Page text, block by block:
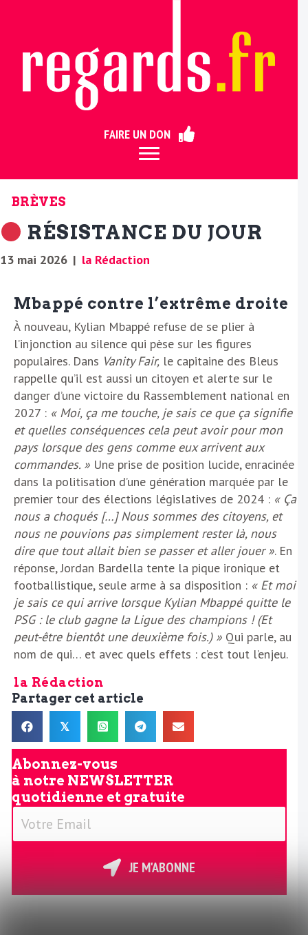
FAIRE UN DON
BRÈVES
RÉSISTANCE DU JOUR
13 mai 2026 | la Rédaction
Mbappé contre l’extrême droite
À nouveau, Kylian Mbappé refuse de se plier à
l’injonction au silence qui pèse sur les figures
populaires. Dans Vanity Fair, le capitaine des Bleus
rappelle qu’il est aussi un citoyen et alerte sur le
danger d’une victoire du Rassemblement national en
2027 : « Moi, ça me touche, je sais ce que ça signifie
et quelles conséquences cela peut avoir pour mon
pays lorsque des gens comme eux arrivent aux
commandes. » Une prise de position lucide, enracinée
dans la politisation d’une génération marquée par le
premier tour des élections législatives de 2024 : « Ça
nous a choqués […] Nous sommes des citoyens, et
nous ne pouvions pas simplement rester là, nous
dire que tout allait bien se passer et aller jouer ». En
réponse, Jordan Bardella tente la pique ironique et
footballistique, seule arme à sa disposition : « Et moi
je sais ce qui arrive lorsque Kylian Mbappé quitte le
PSG : le club gagne la Ligue des champions ! (Et
peut-être bientôt une deuxième fois.) » Qui parle, au
nom de qui… et avec quels effets : c’est tout l’enjeu.
la Rédaction
Partager cet article
𝕏
Abonnez-vous
à notre NEWSLETTER
quotidienne et gratuite
V
E
JE M'ABONNE